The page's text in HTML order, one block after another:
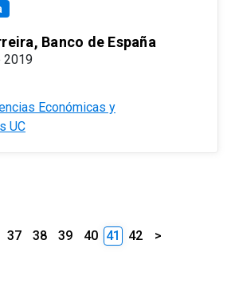
Banco de España
2019
Económicas y
UC
37 38 39 40 41 42 >